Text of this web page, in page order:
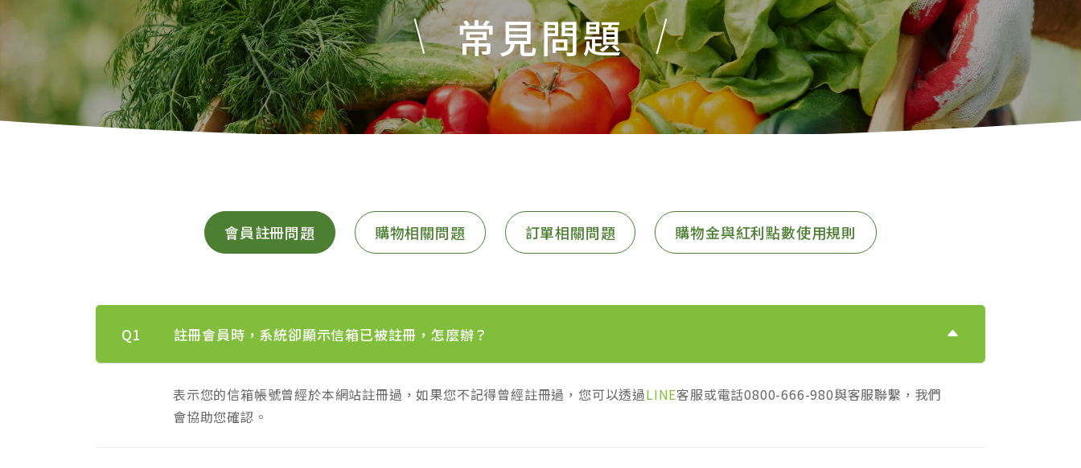
常見問題
會員註冊問題 購物相關問題 訂單相關問題 購物金與紅利點數使用規則
Q1 註冊會員時，系統卻顯示信箱已被註冊，怎麼辦？
表示您的信箱帳號曾經於本網站註冊過，如果您不記得曾經註冊過，您可以透過LINE客服或電話0800-666-980與客服聯繫，我們
會協助您確認。